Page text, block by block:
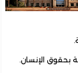
بحقوق الإنسان.